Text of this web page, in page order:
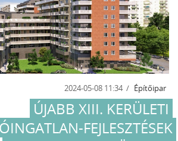
2024-05-08 11:34 Építőipar
ÚJABB XIII. KERÜLETI
FEJLESZTÉSEK